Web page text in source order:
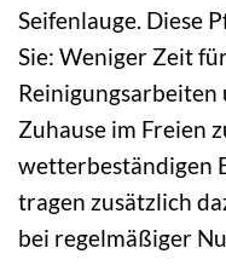
Seifenlauge. Diese
Sie: Weniger Zeit
Zuhause im Freien
wetterbeständigen
tragen zusätzlich
bei regelmäßiger